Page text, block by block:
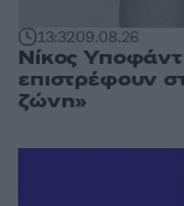
13:3209.08.26
Νίκος
επιστρέφουν
ζώνη»